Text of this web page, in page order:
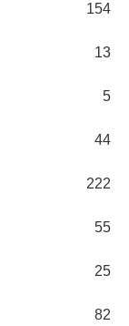
154
13
5
44
222
55
25
82